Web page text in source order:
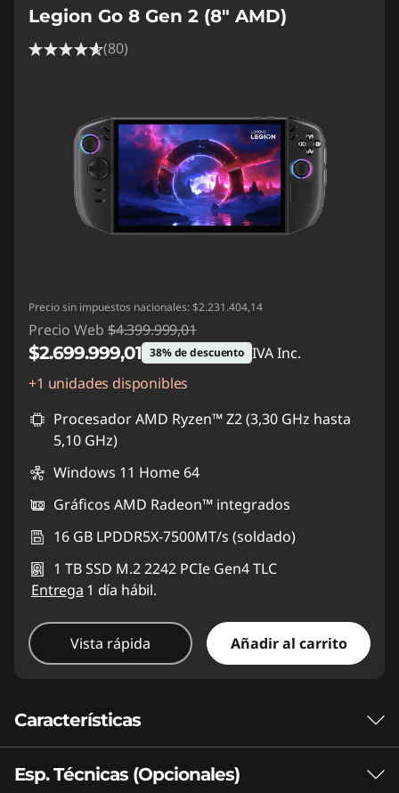
Legion Go 8 Gen 2 (8" AMD)
(80)
Precio sin impuestos nacionales: $2.231.404,14
Precio Web $4.399.999,01
$2.699.999,01 38% de descuento IVA Inc.
Descuento prod (inc IVA) :
+1 unidades disponibles
Procesador AMD Ryzen™ Z2 (3,30 GHz hasta
5,10 GHz)
Windows 11 Home 64
Gráficos AMD Radeon™ integrados
16 GB LPDDR5X-7500MT/s (soldado)
1 TB SSD M.2 2242 PCIe Gen4 TLC
Entrega 1 día hábil.
Vista rápida Añadir al carrito
Características
VELOCIDAD INCREÍBLE Y GRÁFICOS
Esp. Técnicas (Opcionales)